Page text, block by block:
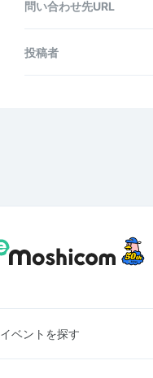
問い合わせ先URL
投稿者
イベントを探す